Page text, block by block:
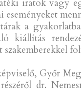
iratok vagy
a
kiállítás
Győr
dr.